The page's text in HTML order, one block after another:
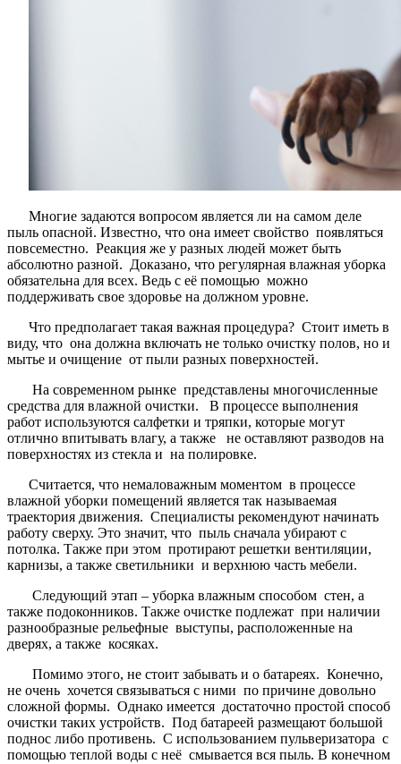
Многие задаются вопросом является ли на самом деле
пыль опасной. Известно, что она имеет свойство появляться
повсеместно. Реакция же у разных людей может быть
абсолютно разной. Доказано, что регулярная влажная уборка
обязательна для всех. Ведь с её помощью можно
поддерживать свое здоровье на должном уровне.
Что предполагает такая важная процедура? Стоит иметь в
виду, что она должна включать не только очистку полов, но и
мытье и очищение от пыли разных поверхностей.
На современном рынке представлены многочисленные
средства для влажной очистки. В процессе выполнения
работ используются салфетки и тряпки, которые могут
отлично впитывать влагу, а также не оставляют разводов на
поверхностях из стекла и на полировке.
Считается, что немаловажным моментом в процессе
влажной уборки помещений является так называемая
траектория движения. Специалисты рекомендуют начинать
работу сверху. Это значит, что пыль сначала убирают с
потолка. Также при этом протирают решетки вентиляции,
карнизы, а также светильники и верхнюю часть мебели.
Следующий этап – уборка влажным способом стен, а
также подоконников. Также очистке подлежат при наличии
разнообразные рельефные выступы, расположенные на
дверях, а также косяках.
Помимо этого, не стоит забывать и о батареях. Конечно,
не очень хочется связываться с ними по причине довольно
сложной формы. Однако имеется достаточно простой способ
очистки таких устройств. Под батареей размещают большой
поднос либо противень. С использованием пульверизатора с
помощью теплой воды с неё смывается вся пыль. В конечном